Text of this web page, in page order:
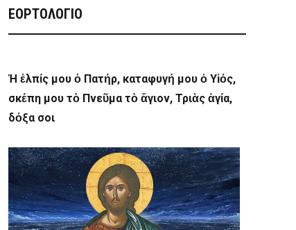
ΕΟΡΤΟΛΟΓΙΟ
Ἡ ἐλπίς μου ὁ Πατήρ, καταφυγή μου ὁ Υἱός,
σκέπη μου τὸ Πνεῦμα τὸ ἅγιον, Τριὰς ἁγία,
δόξα σοι